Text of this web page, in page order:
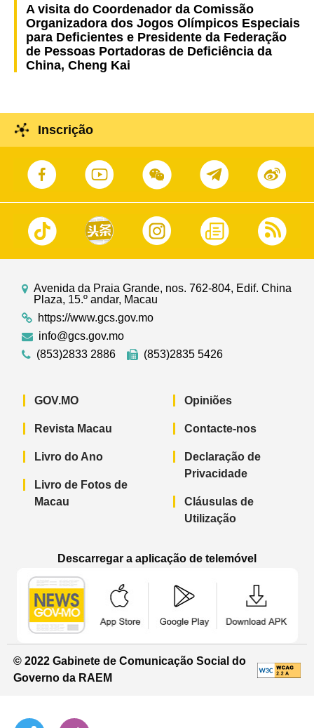
A visita do Coordenador da Comissão
Organizadora dos Jogos Olímpicos Especiais
para Deficientes e Presidente da Federação
de Pessoas Portadoras de Deficiência da
China, Cheng Kai
Inscrição
Avenida da Praia Grande, nos. 762-804, Edif. China
Plaza, 15.º andar, Macau
https://www.gcs.gov.mo
info@gcs.gov.mo
(853)2833 2886
(853)2835 5426
GOV.MO
Revista Macau
Livro do Ano
Livro de Fotos de
Macau
Opiniões
Contacte-nos
Declaração de
Privacidade
Cláusulas de
Utilização
Descarregar a aplicação de telemóvel
© 2022 Gabinete de Comunicação Social do
Governo da RAEM